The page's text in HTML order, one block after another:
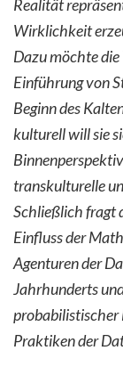
Realität
Wirklichkeit
Dazu möchte
Einführung von
Beginn des
kulturell will sie
transkulturelle
Schließlich fragt
Einfluss der
Agenturen der
Jahrhunderts
Praktiken der